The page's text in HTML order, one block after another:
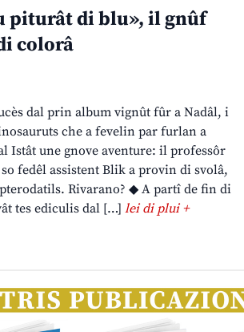
piturât di blu», il gnûf
colorâ
dal prin album vignût fûr a Nadâl, i
che a fevelin par furlan a
Istât une gnove aventure: il professôr
fedêl assistent Blik a provin di svolâ,
Rivarano? ◆ A partî de fin di
tes ediculis dal […] lei di plui +